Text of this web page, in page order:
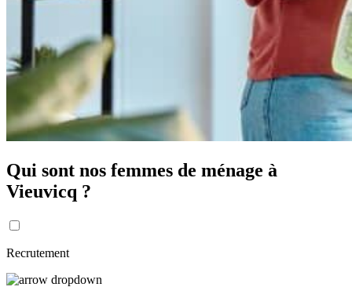
Qui sont nos femmes de ménage à
Vieuvicq ?
Recrutement